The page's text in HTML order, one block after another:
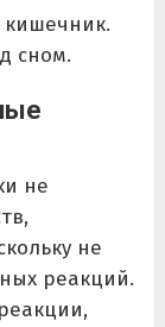
сном.
не
не
реакций.